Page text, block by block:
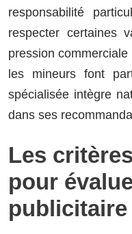
responsabilité
respecter certaines
pression
les mineurs font
spécialisée intègre
dans ses
Les
pour